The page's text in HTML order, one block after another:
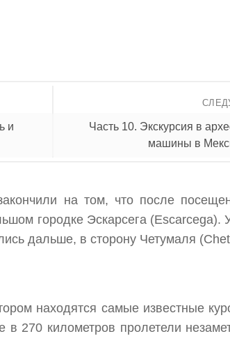
Часть 10. Экскурсия в
машины в
и
на том, что после
городке Эскарсега
дальше, в сторону Четумаля
находятся самые известные
в 270 километров пролетели